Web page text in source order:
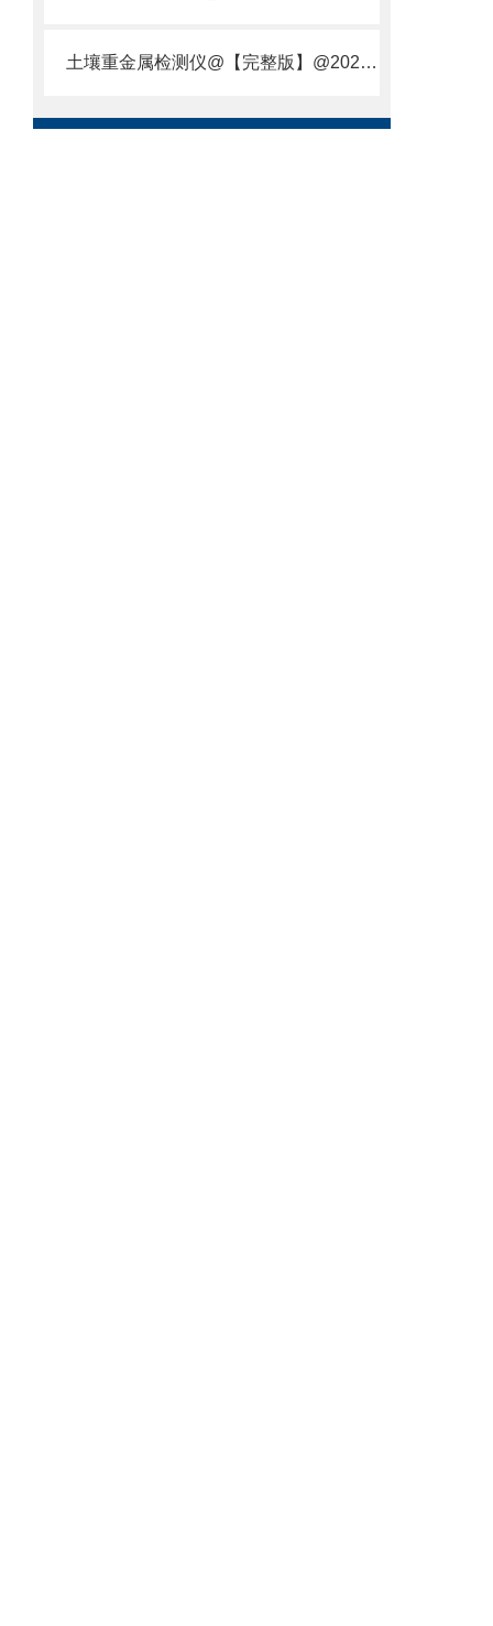
土壤重金属检测仪@【完整版】@2021专业土壤重金属快速检测仪器仪表